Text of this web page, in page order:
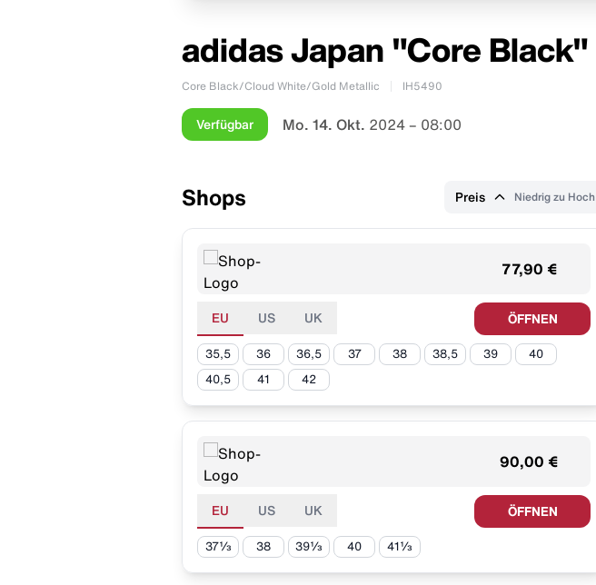
adidas Japan "Core Black"
Core Black/Cloud White/Gold Metallic IH5490
Verfügbar Mo. 14. Okt. 2024 – 08:00
Shops Preis Niedrig zu Hoch
77,90 €
EU US UK ÖFFNEN
35,5 36 36,5 37 38 38,5 39 40
40,5 41 42
90,00 €
EU US UK ÖFFNEN
37⅓ 38 39⅓ 40 41⅓